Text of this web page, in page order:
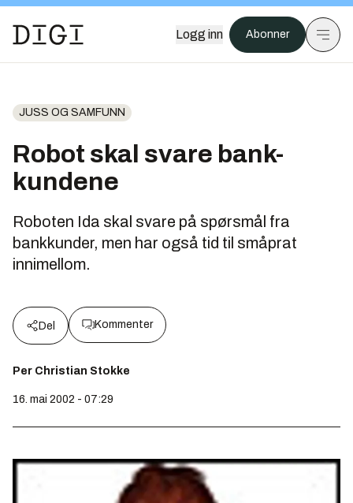
Logg inn Abonner
JUSS OG SAMFUNN
Robot skal svare bank-
kundene
Roboten Ida skal svare på spørsmål fra
bankkunder, men har også tid til småprat
innimellom.
Del Kommenter
Per Christian Stokke
16. mai 2002 - 07:29